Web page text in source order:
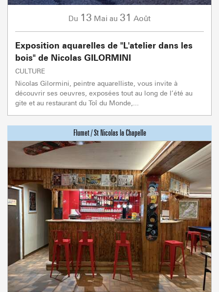
Du 13 Mai au 31 Août
Exposition aquarelles de "L'atelier dans les
bois" de Nicolas GILORMINI
CULTURE
Nicolas Gilormini, peintre aquarelliste, vous invite à
découvrir ses oeuvres, exposées tout au long de l’été au
gite et au restaurant du Toî du Monde,...